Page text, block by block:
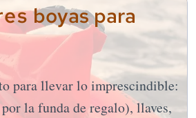
boyas para
para llevar lo imprescindible:
la funda de regalo), llaves,